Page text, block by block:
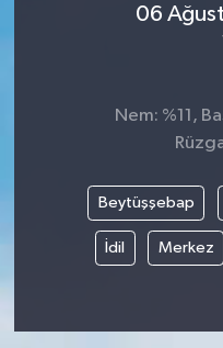
06
Nem: %11,
Beytüşşebap
İdil Merkez